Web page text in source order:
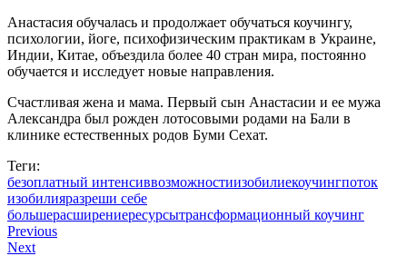
Анастасия обучалась и продолжает обучаться коучингу,
психологии, йоге, психофизическим практикам в Украине,
Индии, Китае, объездила более 40 стран мира, постоянно
обучается и исследует новые направления.
Счастливая жена и мама. Первый сын Анастасии и ее мужа
Александра был рожден лотосовыми родами на Бали в
клинике естественных родов Буми Сехат.
Теги:
безоплатный интенсиввозможностиизобилиекоучингпоток
изобилияразреши себе
большерасширениересурсытрансформационный коучинг
Previous
Next